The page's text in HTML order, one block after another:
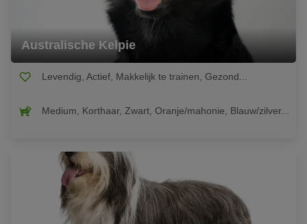
Australische Kelpie
Levendig, Actief, Makkelijk te trainen, Gezond...
Medium, Korthaar, Zwart, Oranje/mahonie, Blauw/zilver...